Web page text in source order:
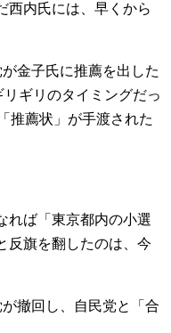
西内氏には、早くから
金子氏に推薦を出した
ギリのタイミングだっ
推薦状」が手渡された
れば「東京都内の小選
反旗を翻したのは、今
撤回し、自民党と「合